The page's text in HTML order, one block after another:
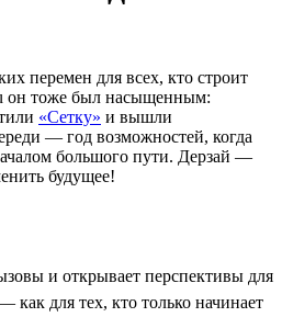
перемен для всех, кто строит
он тоже был насыщенным:
«Сетку» и вышли
— год возможностей, когда
большого пути. Дерзай —
будущее!
и открывает перспективы для
как для тех, кто только начинает